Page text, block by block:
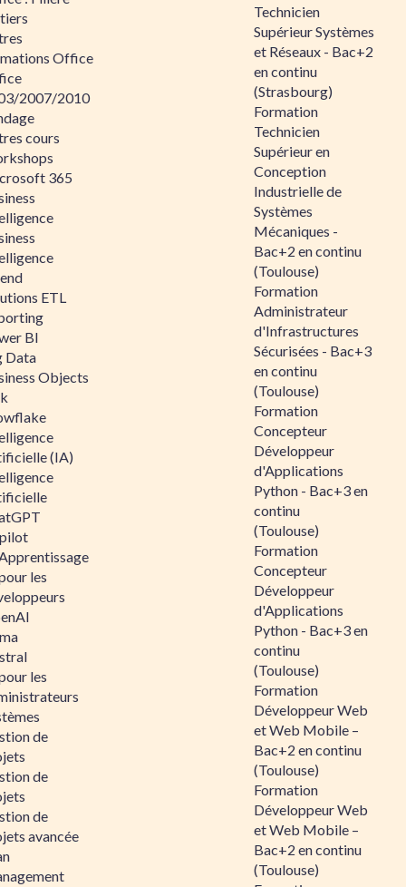
Office
2007/2010
cours
365
ETL
BI
Data
Objects
(IA)
les
les
de
de
de
avancée
Technicien
Supérieur Systèmes
et Réseaux - Bac+2
en continu
(Strasbourg)
Formation
Technicien
Supérieur en
Conception
Industrielle de
Systèmes
Mécaniques -
Bac+2 en continu
(Toulouse)
Formation
Administrateur
d'Infrastructures
Sécurisées - Bac+3
en continu
(Toulouse)
Formation
Concepteur
Développeur
d'Applications
Python - Bac+3 en
continu
(Toulouse)
Formation
Concepteur
Développeur
d'Applications
Python - Bac+3 en
continu
(Toulouse)
Formation
Développeur Web
et Web Mobile –
Bac+2 en continu
(Toulouse)
Formation
Développeur Web
et Web Mobile –
Bac+2 en continu
(Toulouse)